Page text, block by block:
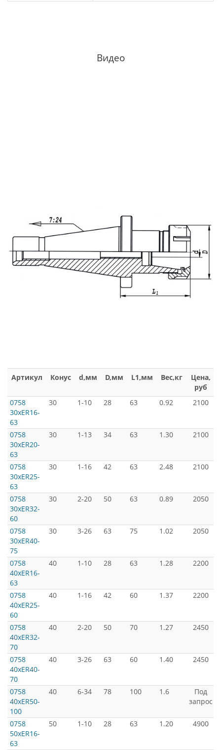
Видео
Артикул Конус d,мм D,мм L1,мм Вес,кг
Цена,
руб
0758
30xER16-
63
30 1-10 28 63 0.92 2100
0758
30xER20-
63
30 1-13 34 63 1.30 2100
0758
30xER25-
63
30 1-16 42 63 2.48 2100
0758
30xER32-
60
30 2-20 50 63 0.89 2050
0758
30xER40-
75
30 3-26 63 75 1.02 2050
0758
40xER16-
63
40 1-10 28 63 1.28 2200
0758
40xER25-
60
40 1-16 42 60 1.37 2200
0758
40xER32-
70
40 2-20 50 70 1.27 2450
0758
40xER40-
70
40 3-26 63 60 1.40 2450
0758
40xER50-
100
40 6-34 78 100 1.6
Под
запрос
0758
50xER16-
63
50 1-10 28 63 1.20 4900